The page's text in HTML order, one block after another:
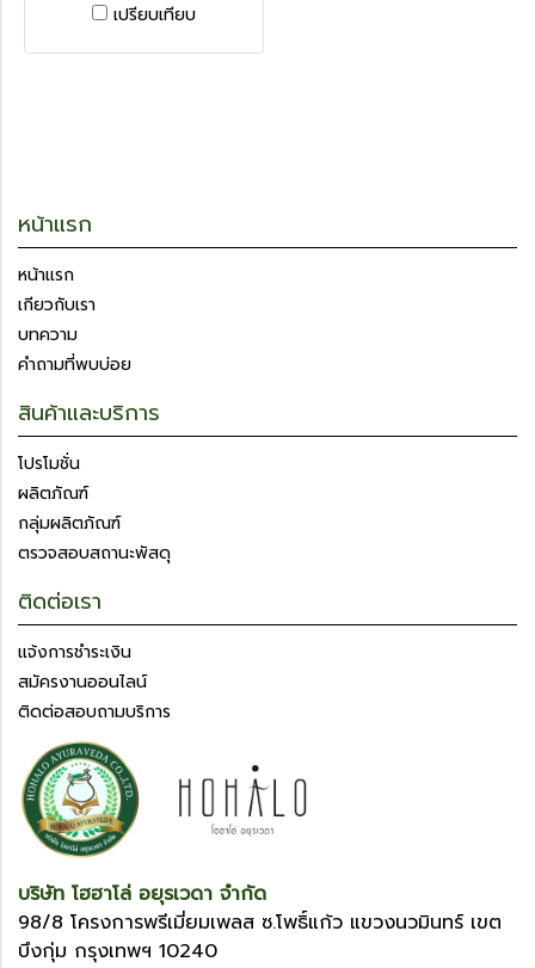
เปรียบเทียบ
หน้าแรก
หน้าแรก
เกียวกับเรา
บทความ
คำถามที่พบบ่อย
สินค้าและบริการ
โปรโมชั่น
ผลิตภัณฑ์
กลุ่มผลิตภัณฑ์
ตรวจสอบสถานะพัสดุ
ติดต่อเรา
แจ้งการชำระเงิน
สมัครงานออนไลน์
ติดต่อสอบถามบริการ
บริษัท โฮฮาโล่ อยุรเวดา จำกัด
98/8 โครงการพรีเมี่ยมเพลส ซ.โพธิ์แก้ว แขวงนวมินทร์ เขต
บึงกุ่ม กรุงเทพฯ 10240